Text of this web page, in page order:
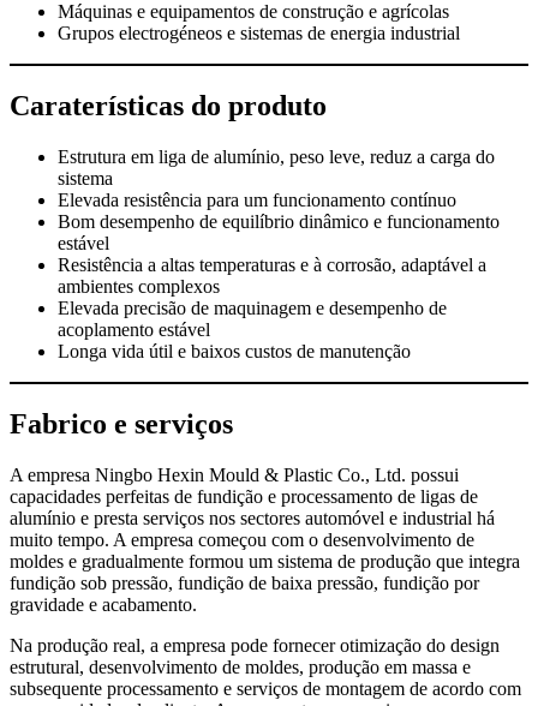
Máquinas e equipamentos de construção e agrícolas
Grupos electrogéneos e sistemas de energia industrial
Caraterísticas do produto
Estrutura em liga de alumínio, peso leve, reduz a carga do
sistema
Elevada resistência para um funcionamento contínuo
Bom desempenho de equilíbrio dinâmico e funcionamento
estável
Resistência a altas temperaturas e à corrosão, adaptável a
ambientes complexos
Elevada precisão de maquinagem e desempenho de
acoplamento estável
Longa vida útil e baixos custos de manutenção
Fabrico e serviços
A empresa Ningbo Hexin Mould & Plastic Co., Ltd. possui
capacidades perfeitas de fundição e processamento de ligas de
alumínio e presta serviços nos sectores automóvel e industrial há
muito tempo. A empresa começou com o desenvolvimento de
moldes e gradualmente formou um sistema de produção que integra
fundição sob pressão, fundição de baixa pressão, fundição por
gravidade e acabamento.
Na produção real, a empresa pode fornecer otimização do design
estrutural, desenvolvimento de moldes, produção em massa e
subsequente processamento e serviços de montagem de acordo com